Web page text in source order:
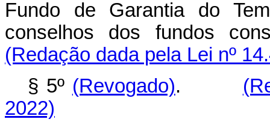
Fundo de Garantia do
conselhos dos fundos
(Redação dada pela Lei nº
§ 5º (Revogado).
2022)